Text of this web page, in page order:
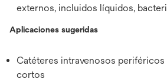
externos, incluidos líquidos,
Aplicaciones sugeridas
Catéteres intravenosos periféricos
cortos